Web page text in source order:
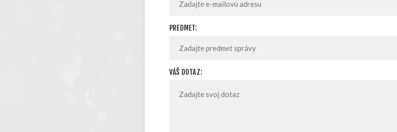
PREDMET:
VÁŠ DOTAZ: